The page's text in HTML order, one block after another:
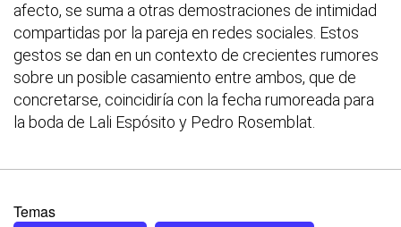
afecto, se suma a otras demostraciones de intimidad
compartidas por la pareja en redes sociales. Estos
gestos se dan en un contexto de crecientes rumores
sobre un posible casamiento entre ambos, que de
concretarse, coincidiría con la fecha rumoreada para
la boda de Lali Espósito y Pedro Rosemblat.
Temas